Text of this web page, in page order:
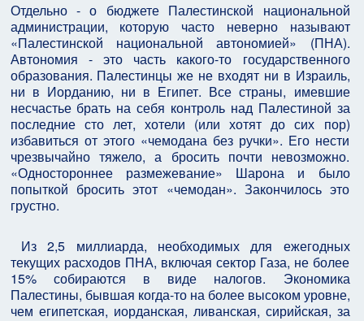
Отдельно - о бюджете Палестинской национальной
администрации, которую часто неверно называют
«Палестинской национальной автономией» (ПНА).
Автономия - это часть какого-то государственного
образования. Палестинцы же не входят ни в Израиль,
ни в Иорданию, ни в Египет. Все страны, имевшие
несчастье брать на себя контроль над Палестиной за
последние сто лет, хотели (или хотят до сих пор)
избавиться от этого «чемодана без ручки». Его нести
чрезвычайно тяжело, а бросить почти невозможно.
«Одностороннее размежевание» Шарона и было
попыткой бросить этот «чемодан». Закончилось это
грустно.
Из 2,5 миллиарда, необходимых для ежегодных
текущих расходов ПНА, включая сектор Газа, не более
15% собираются в виде налогов. Экономика
Палестины, бывшая когда-то на более высоком уровне,
чем египетская, иорданская, ливанская, сирийская, за